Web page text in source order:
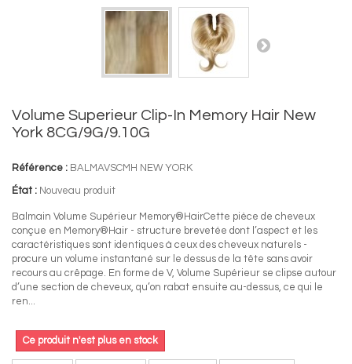
Volume Superieur Clip-In Memory Hair New
York 8CG/9G/9.10G
Référence : BALMAVSCMH NEW YORK
État : Nouveau produit
Balmain Volume Supérieur Memory®HairCette pièce de cheveux
conçue en Memory®Hair - structure brevetée dont l’aspect et les
caractéristiques sont identiques à ceux des cheveux naturels -
procure un volume instantané sur le dessus de la tête sans avoir
recours au crêpage. En forme de V, Volume Supérieur se clipse autour
d’une section de cheveux, qu’on rabat ensuite au-dessus, ce qui le
ren...
Ce produit n'est plus en stock